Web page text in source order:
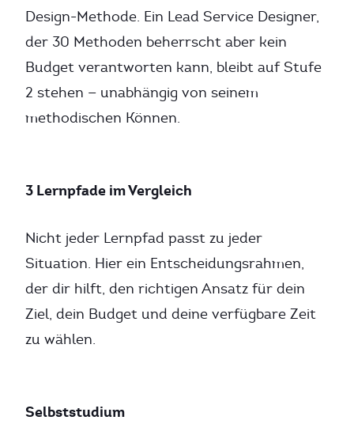
Design-Methode. Ein Lead Service Designer,
der 30 Methoden beherrscht aber kein
Budget verantworten kann, bleibt auf Stufe
2 stehen — unabhängig von seinem
methodischen Können.
3 Lernpfade im Vergleich
Nicht jeder Lernpfad passt zu jeder
Situation. Hier ein Entscheidungsrahmen,
der dir hilft, den richtigen Ansatz für dein
Ziel, dein Budget und deine verfügbare Zeit
zu wählen.
Selbststudium